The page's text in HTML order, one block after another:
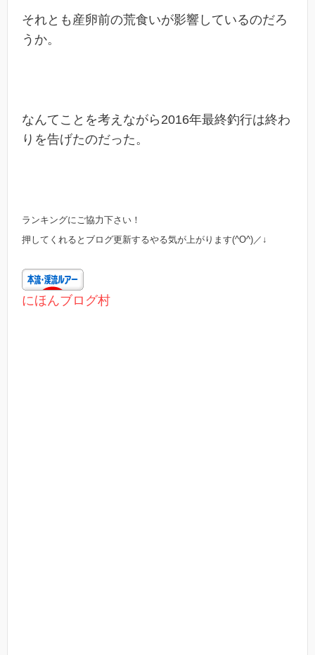
それとも産卵前の荒食いが影響しているのだろ
うか。
なんてことを考えながら2016年最終釣行は終わ
りを告げたのだった。
ランキングにご協力下さい！
押してくれるとブログ更新するやる気が上がります(^O^)／↓
にほんブログ村